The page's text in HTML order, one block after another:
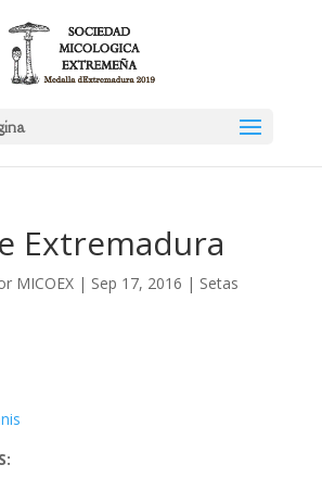
Extremadura
MICOEX| Sep 17, 2016 | Setas